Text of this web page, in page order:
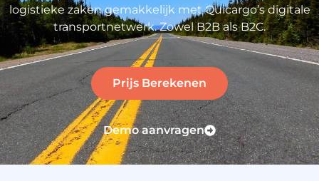
logistieke zaken gemakkelijk met Quicargo’s digitale
transportnetwerk. Zowel B2B als B2C.
Prijs Berekenen
Demo aanvragen